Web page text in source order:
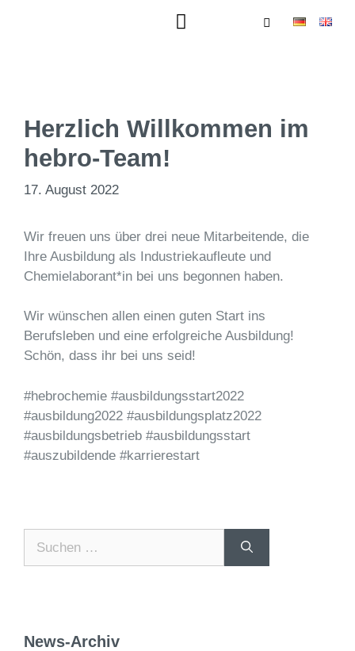
Herzlich Willkommen im
hebro-Team!
17. August 2022
Wir freuen uns über drei neue Mitarbeitende, die
Ihre Ausbildung als Industriekaufleute und
Chemielaborant*in bei uns begonnen haben.
Wir wünschen allen einen guten Start ins
Berufsleben und eine erfolgreiche Ausbildung!
Schön, dass ihr bei uns seid! ⁣
#hebrochemie #ausbildungsstart2022
#ausbildung2022 #ausbildungsplatz2022
#ausbildungsbetrieb #ausbildungsstart
#auszubildende #karrierestart
News-Archiv